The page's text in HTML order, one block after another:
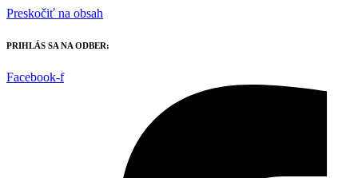
Preskočiť na obsah
PRIHLÁS SA NA ODBER:
Facebook-f